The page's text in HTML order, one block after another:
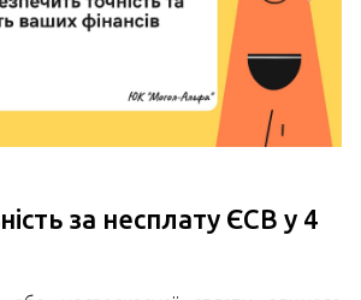
за несплату ЄСВ у 4